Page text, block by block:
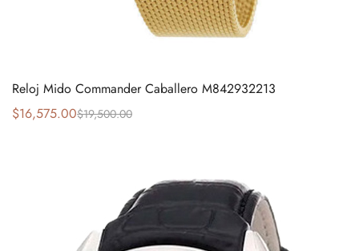
Reloj Mido Commander Caballero M842932213
$19,500.00
$16,575.00